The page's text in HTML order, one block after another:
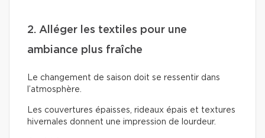
2. Alléger les textiles pour une
ambiance plus fraîche
Le changement de saison doit se ressentir dans
l’atmosphère.
Les couvertures épaisses, rideaux épais et textures
hivernales donnent une impression de lourdeur.